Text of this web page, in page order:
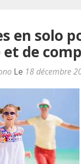
en solo
de
Le 18 décembre